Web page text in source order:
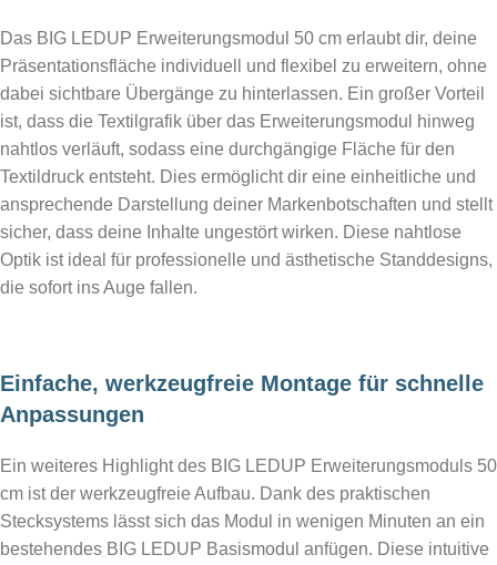
Das BIG LEDUP Erweiterungsmodul 50 cm erlaubt dir, deine
Präsentationsfläche individuell und flexibel zu erweitern, ohne
dabei sichtbare Übergänge zu hinterlassen. Ein großer Vorteil
ist, dass die Textilgrafik über das Erweiterungsmodul hinweg
nahtlos verläuft, sodass eine durchgängige Fläche für den
Textildruck entsteht. Dies ermöglicht dir eine einheitliche und
ansprechende Darstellung deiner Markenbotschaften und stellt
sicher, dass deine Inhalte ungestört wirken. Diese nahtlose
Optik ist ideal für professionelle und ästhetische Standdesigns,
die sofort ins Auge fallen.
Einfache, werkzeugfreie Montage für schnelle
Anpassungen
Ein weiteres Highlight des BIG LEDUP Erweiterungsmoduls 50
cm ist der werkzeugfreie Aufbau. Dank des praktischen
Stecksystems lässt sich das Modul in wenigen Minuten an ein
bestehendes BIG LEDUP Basismodul anfügen. Diese intuitive